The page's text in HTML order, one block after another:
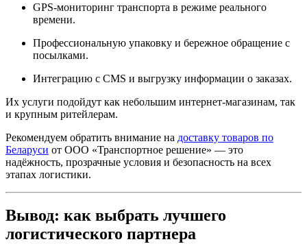
GPS-мониторинг транспорта в режиме реального
времени.
Профессиональную упаковку и бережное обращение с
посылками.
Интеграцию с CMS и выгрузку информации о заказах.
Их услуги подойдут как небольшим интернет-магазинам, так
и крупным ритейлерам.
Рекомендуем обратить внимание на доставку товаров по
Беларуси от ООО «Транспортное решение» — это
надёжность, прозрачные условия и безопасность на всех
этапах логистики.
Вывод: как выбрать лучшего
логистического партнера